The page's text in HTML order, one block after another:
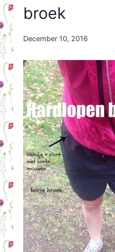
broek
By
Orriëns
December 10, 2016